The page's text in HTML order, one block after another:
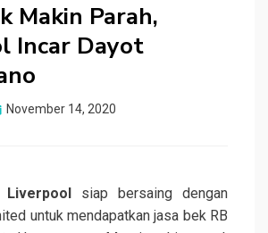
Makin Parah,
Incar Dayot
November 14, 2020
siap bersaing dengan
untuk mendapatkan jasa bek RB